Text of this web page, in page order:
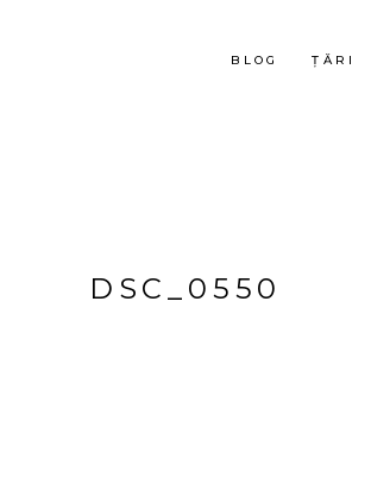
BLOG ȚĂRI
DSC_0550